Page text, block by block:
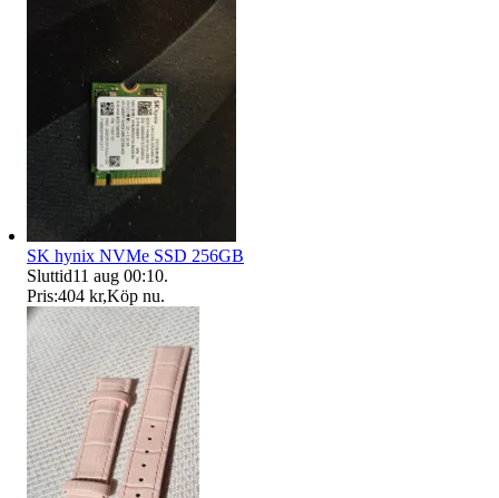
SK hynix NVMe SSD 256GB
Sluttid11 aug 00:10.
Pris:404 kr,Köp nu.